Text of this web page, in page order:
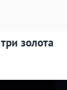
золота